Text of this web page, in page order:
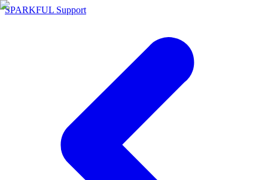
SPARKFUL Support